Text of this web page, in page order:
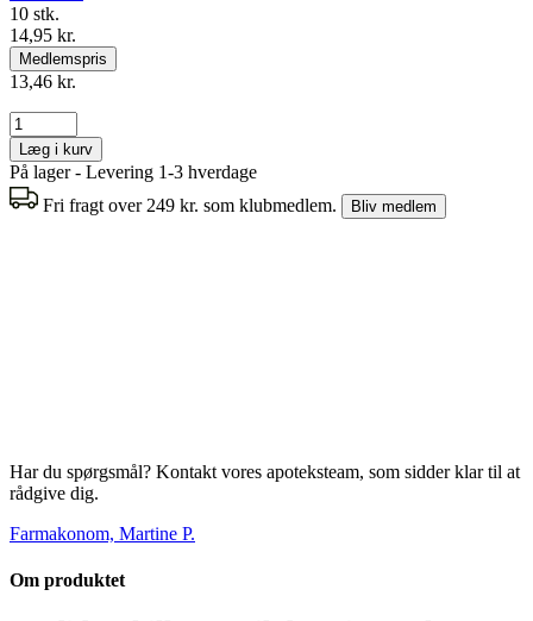
10 stk.
14,95 kr.
Medlemspris
13,46 kr.
Læg i kurv
På lager - Levering 1-3 hverdage
Fri fragt over 249 kr. som klubmedlem.
Bliv medlem
Har du spørgsmål? Kontakt vores apoteksteam, som sidder klar til at
rådgive dig.
Farmakonom, Martine P.
Om produktet